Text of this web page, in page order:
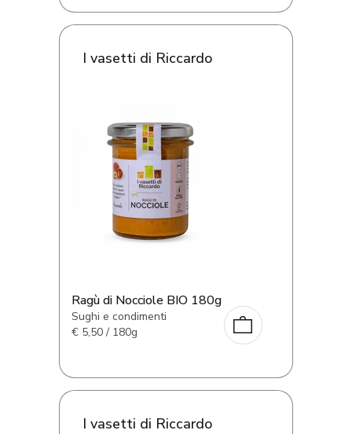
I vasetti di Riccardo
Ragù di Nocciole BIO 180g
Sughi e condimenti
€ 5,50 / 180g
I vasetti di Riccardo